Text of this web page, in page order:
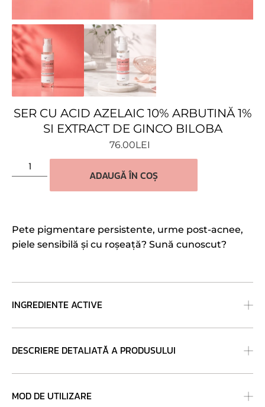
SER CU ACID AZELAIC 10% ARBUTINĂ 1%
SI EXTRACT DE GINCO BILOBA
76.00LEI
ADAUGĂ ÎN COȘ
Pete pigmentare persistente, urme post-acnee,
piele sensibilă și cu roșeață? Sună cunoscut?
INGREDIENTE ACTIVE
DESCRIERE DETALIATĂ A PRODUSULUI
MOD DE UTILIZARE